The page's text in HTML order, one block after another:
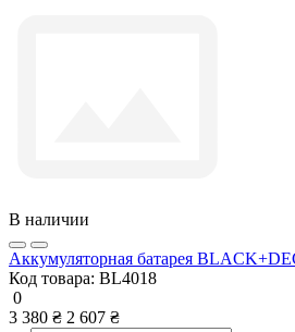
В наличии
Аккумуляторная батарея
Код товара: BL4018
0
3 380 ₴ 2 607 ₴